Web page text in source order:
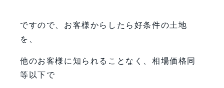
ですので、お客様からしたら好条件の土地
を、
他のお客様に知られることなく、相場価格同
等以下で